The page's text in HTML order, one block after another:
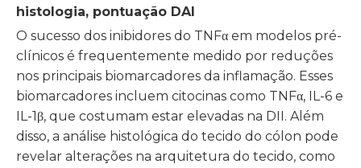
histologia, pontuação DAI
O sucesso dos inibidores do TNFα em modelos pré-
clínicos é frequentemente medido por reduções
nos principais biomarcadores da inflamação. Esses
biomarcadores incluem citocinas como TNFα, IL-6 e
IL-1β, que costumam estar elevadas na DII. Além
disso, a análise histológica do tecido do cólon pode
revelar alterações na arquitetura do tecido, como